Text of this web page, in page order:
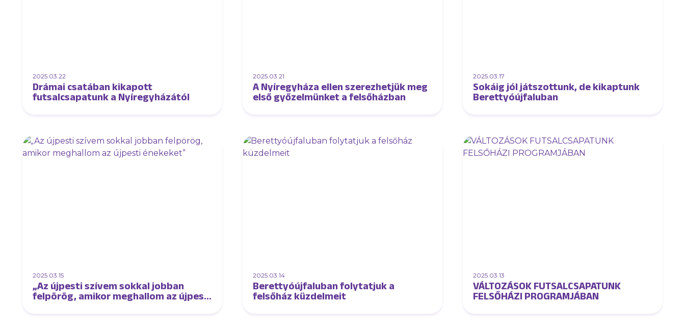
2025.03.22
Drámai csatában kikapott
futsalcsapatunk a Nyíregyházától
2025.03.21
A Nyíregyháza ellen szerezhetjük meg
első győzelmünket a felsőházban
2025.03.17
Sokáig jól játszottunk, de kikaptunk
Berettyóújfaluban
2025.03.15
„Az újpesti szívem sokkal jobban
felpörög, amikor meghallom az újpesti
2025.03.14
Berettyóújfaluban folytatjuk a
felsőház küzdelmeit
2025.03.13
VÁLTOZÁSOK FUTSALCSAPATUNK
FELSŐHÁZI PROGRAMJÁBAN